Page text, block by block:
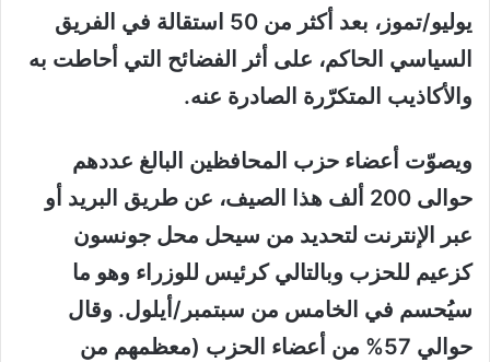
يوليو/تموز، بعد أكثر من 50 استقالة في الفريق
السياسي الحاكم، على أثر الفضائح التي أحاطت به
والأكاذيب المتكرّرة الصادرة عنه.
ويصوّت أعضاء حزب المحافظين البالغ عددهم
حوالى 200 ألف هذا الصيف، عن طريق البريد أو
عبر الإنترنت لتحديد من سيحل محل جونسون
كزعيم للحزب وبالتالي كرئيس للوزراء وهو ما
سيُحسم في الخامس من سبتمبر/أيلول. وقال
حوالي 57% من أعضاء الحزب (معظمهم من